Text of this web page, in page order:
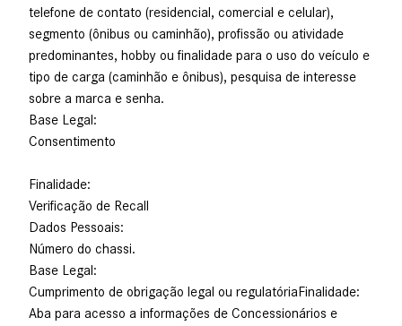
telefone de contato (residencial, comercial e celular),
segmento (ônibus ou caminhão), profissão ou atividade
predominantes, hobby ou finalidade para o uso do veículo e
tipo de carga (caminhão e ônibus), pesquisa de interesse
sobre a marca e senha.
Base Legal:
Consentimento
Finalidade:
Verificação de Recall
Dados Pessoais:
Número do chassi.
Base Legal:
Cumprimento de obrigação legal ou regulatóriaFinalidade:
Aba para acesso a informações de Concessionários e